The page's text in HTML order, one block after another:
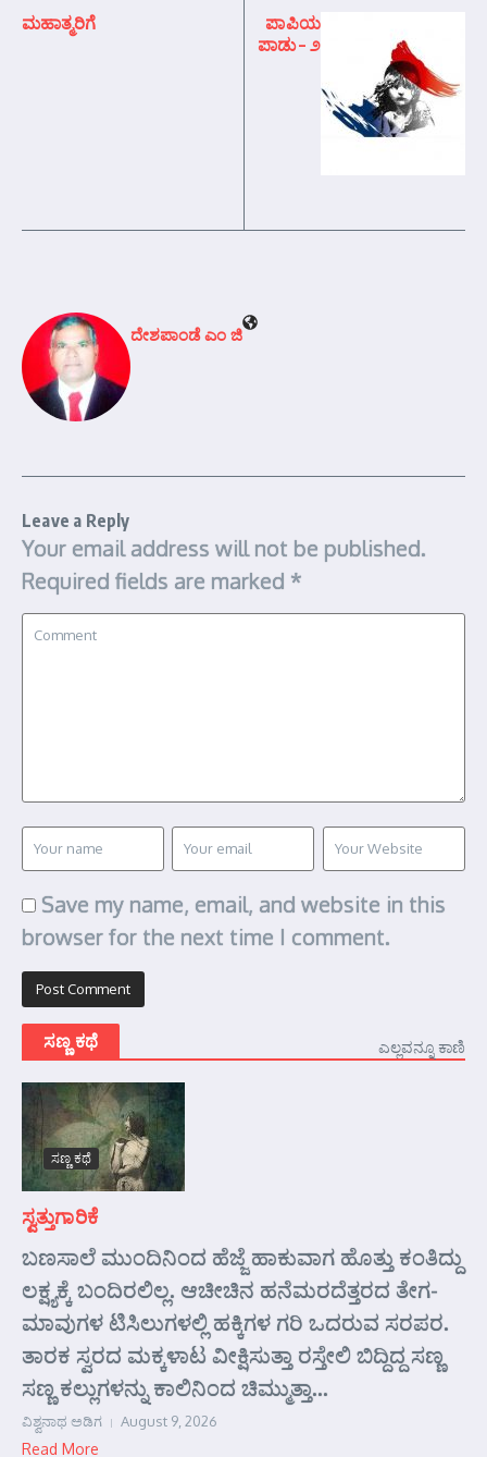
ಮಹಾತ್ಮರಿಗೆ
ಪಾಪಿಯ
ಪಾಡು – ೨
ದೇಶಪಾಂಡೆ ಎಂ ಜಿ
Leave a Reply
Your email address will not be published.
Required fields are marked *
Save my name, email, and website in this
browser for the next time I comment.
ಸಣ್ಣ ಕಥೆ ಎಲ್ಲವನ್ನೂ ಕಾಣಿ
ಸಣ್ಣ ಕಥೆ
ಸ್ವತ್ತುಗಾರಿಕೆ
ಬಣಸಾಲೆ ಮುಂದಿನಿಂದ ಹೆಜ್ಜೆ ಹಾಕುವಾಗ ಹೊತ್ತು ಕಂತಿದ್ದು
ಲಕ್ಷ್ಯಕ್ಕೆ ಬಂದಿರಲಿಲ್ಲ. ಆಚೀಚಿನ ಹನೆಮರದೆತ್ತರದ ತೇಗ-
ಮಾವುಗಳ ಟಿಸಿಲುಗಳಲ್ಲಿ ಹಕ್ಕಿಗಳ ಗರಿ ಒದರುವ ಸರಪರ.
ತಾರಕ ಸ್ವರದ ಮಕ್ಕಳಾಟ ವೀಕ್ಷಿಸುತ್ತಾ ರಸ್ತೇಲಿ ಬಿದ್ದಿದ್ದ ಸಣ್ಣ
ಸಣ್ಣ ಕಲ್ಲುಗಳನ್ನು ಕಾಲಿನಿಂದ ಚಿಮ್ಮುತ್ತಾ...
ವಿಶ್ವನಾಥ ಅಡಿಗ August 9, 2026
Read More